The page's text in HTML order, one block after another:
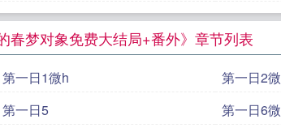
春梦对象免费大结局+番外》章节列表
第一日1微h 第一日2
第一日5 第一日6